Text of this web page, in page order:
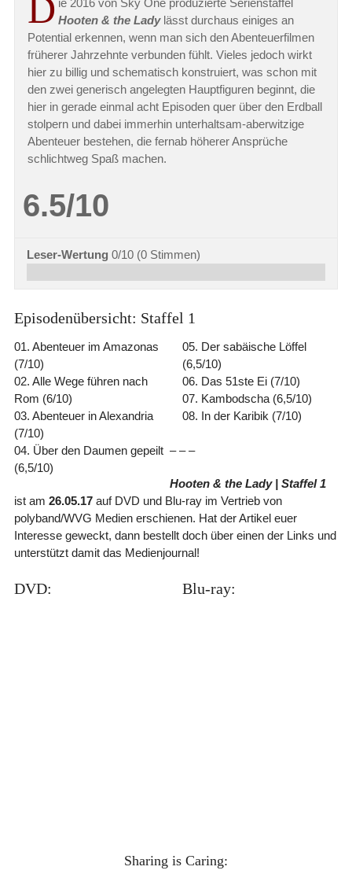
D ie 2016 von Sky One produzierte Serienstaffel
Hooten & the Ladylässt durchaus einiges an
Potential erkennen, wenn man sich den Abenteuerfilmen
früherer Jahrzehnte verbunden fühlt. Vieles jedoch wirkt
hier zu billig und schematisch konstruiert, was schon mit
den zwei generisch angelegten Hauptfiguren beginnt, die
hier in gerade einmal acht Episoden quer über den Erdball
stolpern und dabei immerhin unterhaltsam-aberwitzige
Abenteuer bestehen, die fernab höherer Ansprüche
schlichtweg Spaß machen.
6.5/10
Leser-Wertung 0/10 (0Stimmen)
Episodenübersicht: Staffel 1
01. Abenteuer im Amazonas
(7/10)
02. Alle Wege führen nach
Rom (6/10)
03. Abenteuer in Alexandria
(7/10)
04. Über den Daumen gepeilt
(6,5/10)
05. Der sabäische Löffel
(6,5/10)
06. Das 51ste Ei (7/10)
07. Kambodscha (6,5/10)
08. In der Karibik (7/10)
– – –
Hooten & the Lady | Staffel 1
ist am 26.05.17auf DVD und Blu-ray im Vertrieb von
polyband/WVG Medien erschienen. Hat der Artikel euer
Interesse geweckt, dann bestellt doch über einen der Links und
unterstützt damit das Medienjournal!
DVD: Blu-ray:
Sharing is Caring: